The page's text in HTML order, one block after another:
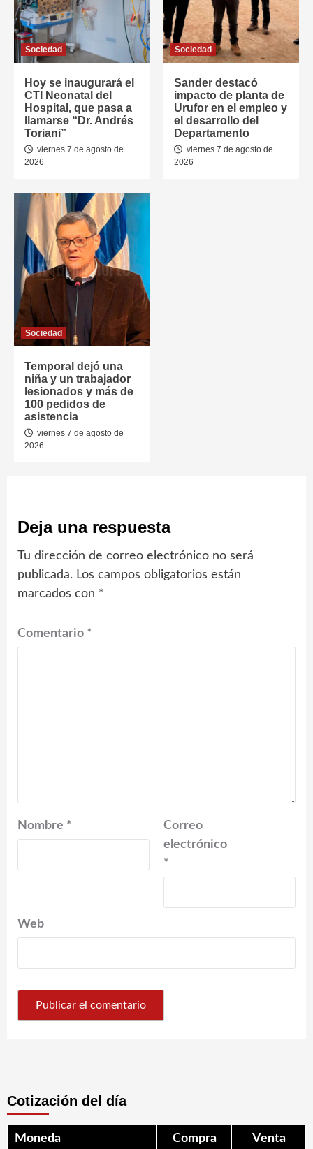
Sociedad
Hoy se inaugurará el
CTI Neonatal del
Hospital, que pasa a
llamarse “Dr. Andrés
Toriani”
viernes 7 de agosto de
2026
Sociedad
Sander destacó
impacto de planta de
Urufor en el empleo y
el desarrollo del
Departamento
viernes 7 de agosto de
2026
Sociedad
Temporal dejó una
niña y un trabajador
lesionados y más de
100 pedidos de
asistencia
viernes 7 de agosto de
2026
Deja una respuesta
Tu dirección de correo electrónico no será
publicada. Los campos obligatorios están
marcados con *
Comentario *
Nombre *
Correo
electrónico
*
Web
Cotización del día
Moneda Compra Venta